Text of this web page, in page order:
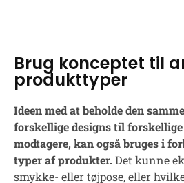
Brug konceptet til
produkttyper
Ideen med at beholde den
forskellige designs til
modtagere, kan også bruges i
typer af produkter.Det kunne
smykke- eller tøjpose, eller